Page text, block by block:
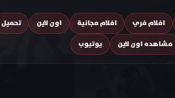
افلام فري افلام مجانية اون لاين تحميل
مشاهده اون لاين يوتيوب